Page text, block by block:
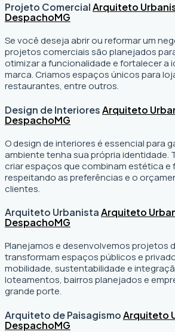
Projeto ComercialArquiteto
DespachoMG
Se você deseja abrir ou reformar um
projetos comerciais são planejados
otimizar a funcionalidade e fortalecer a
marca. Criamos espaços únicos para
restaurantes, entre outros.
Design de InterioresArquiteto
DespachoMG
O design de interiores é essencial para
ambiente tenha sua própria identidade.
criar espaços que combinam estética e
respeitando as preferências e o
clientes.
Arquiteto UrbanistaArquiteto
DespachoMG
Planejamos e desenvolvemos projetos
transformam espaços públicos e
mobilidade, sustentabilidade e
loteamentos, bairros planejados e
grande porte.
Arquiteto de PaisagismoArquiteto
DespachoMG